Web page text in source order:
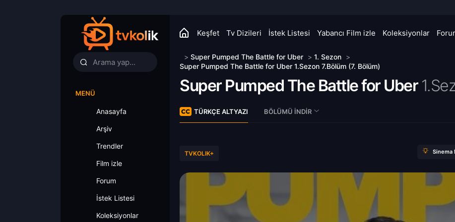
Keşfet Tv Dizileri İstek Listesi Yabancı Film izle Koleksiyonlar
MENÜ
Anasayfa
Arşiv
Trendler
Film izle
Forum
İstek Listesi
Koleksiyonlar
> Super Pumped The Battle for Uber > 1. Sezon >
Super Pumped The Battle for Uber 1.Sezon 7.Bölüm (7. Bölüm)
Super Pumped The Battle for Uber
TÜRKÇE ALTYAZI BÖLÜMÜ İNDIR
TVKOLIK+ Sinema